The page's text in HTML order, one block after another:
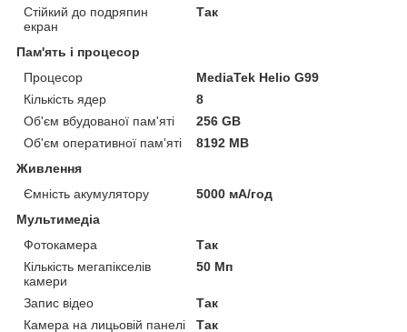
Стійкий до подряпин
екран
Так
Пам'ять і процесор
Процесор
MediaTek Helio G99
Кількість ядер
8
Об'єм вбудованої пам'яті
256 GB
Об'єм оперативної пам'яті
8192 MB
Живлення
Ємність акумулятору
5000 мА/год
Мультимедіа
Фотокамера
Так
Кількість мегапікселів
камери
50 Мп
Запис відео
Так
Камера на лицьовій панелі
Так